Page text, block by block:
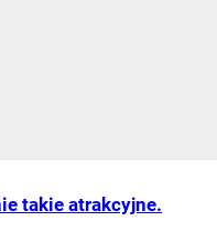
takie atrakcyjne.